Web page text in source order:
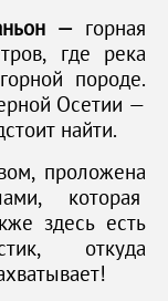
— горная
где река
породе.
Осетии —
найти.
проложена
которая
здесь есть
откуда